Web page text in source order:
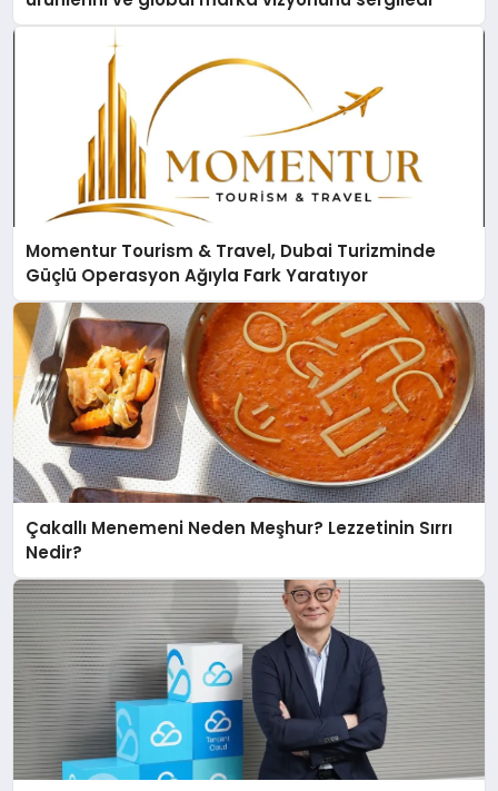
Momentur Tourism & Travel, Dubai Turizminde
Güçlü Operasyon Ağıyla Fark Yaratıyor
Çakallı Menemeni Neden Meşhur? Lezzetinin Sırrı
Nedir?